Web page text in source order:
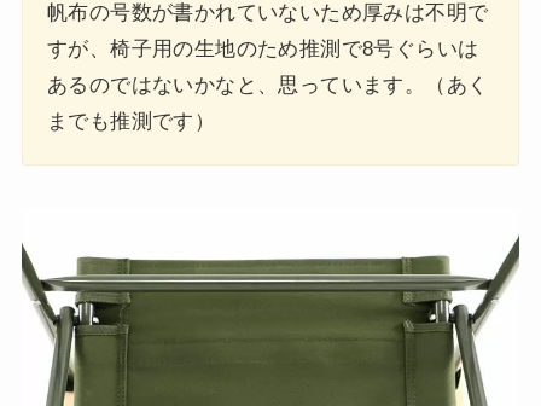
帆布の号数が書かれていないため厚みは不明で
すが、椅子用の生地のため推測で8号ぐらいは
あるのではないかなと、思っています。（あく
までも推測です）